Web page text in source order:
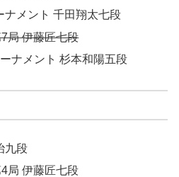
メント 千田翔太七段
局 伊藤匠七段
ナメント 杉本和陽五段
九段
局 伊藤匠七段